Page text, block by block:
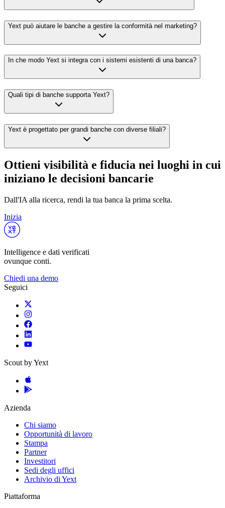
Yext può aiutare le banche a gestire la conformità nel marketing?
In che modo Yext si integra con i sistemi esistenti di una banca?
Quali tipi di banche supporta Yext?
Yext è progettato per grandi banche con diverse filiali?
Ottieni visibilità e fiducia nei luoghi in cui
iniziano le decisioni bancarie
Dall'IA alla ricerca, rendi la tua banca la prima scelta.
Inizia
Intelligence e dati verificati
ovunque conti.
Chiedi una demo
Seguici
Scout by Yext
Azienda
Chi siamo
Opportunità di lavoro
Stampa
Partner
Investitori
Sedi degli uffici
Archivio di Yext
Piattaforma